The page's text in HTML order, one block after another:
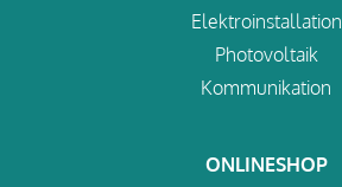
Elektroinstallation
Photovoltaik
Kommunikation
ONLINESHOP